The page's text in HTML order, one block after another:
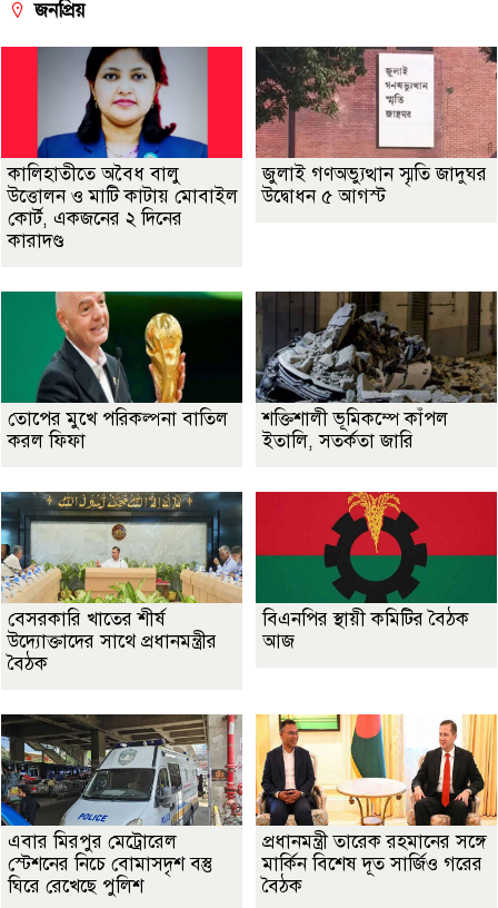
জনপ্রিয়
কালিহাতীতে অবৈধ বালু
উত্তোলন ও মাটি কাটায় মোবাইল
কোর্ট, একজনের ২ দিনের
কারাদণ্ড
জুলাই গণঅভ্যুত্থান স্মৃতি জাদুঘর
উদ্বোধন ৫ আগস্ট
তোপের মুখে পরিকল্পনা বাতিল
করল ফিফা
শক্তিশালী ভূমিকম্পে কাঁপল
ইতালি, সতর্কতা জারি
বেসরকারি খাতের শীর্ষ
উদ্যোক্তাদের সাথে প্রধানমন্ত্রীর
বৈঠক
বিএনপির স্থায়ী কমিটির বৈঠক
আজ
এবার মিরপুর মেট্রোরেল
স্টেশনের নিচে বোমাসদৃশ বস্তু
ঘিরে রেখেছে পুলিশ
প্রধানমন্ত্রী তারেক রহমানের সঙ্গে
মার্কিন বিশেষ দূত সার্জিও গরের
বৈঠক